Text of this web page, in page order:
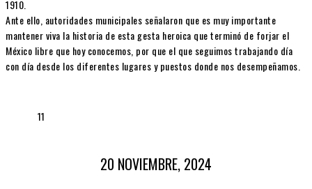
1910.
Ante ello, autoridades municipales señalaron que es muy importante
mantener viva la historia de esta gesta heroica que terminó de forjar el
México libre que hoy conocemos, por que el que seguimos trabajando día
con día desde los diferentes lugares y puestos donde nos desempeñamos.
11
20 NOVIEMBRE, 2024